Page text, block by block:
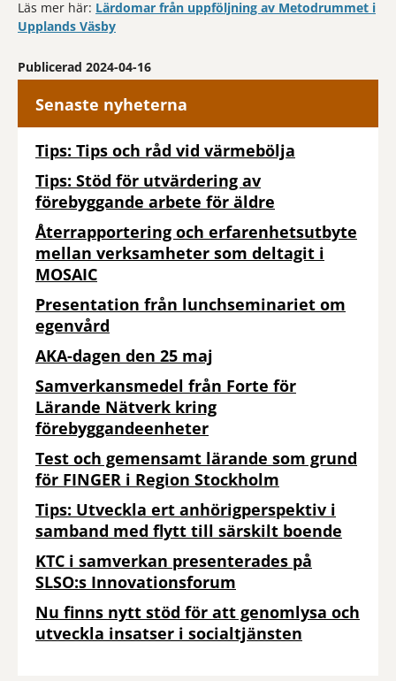
Läs mer här: Lärdomar från uppföljning av Metodrummet i
Upplands Väsby
Publicerad 2024-04-16
Senaste nyheterna
Tips: Tips och råd vid värmebölja
Tips: Stöd för utvärdering av
förebyggande arbete för äldre
Återrapportering och erfarenhetsutbyte
mellan verksamheter som deltagit i
MOSAIC
Presentation från lunchseminariet om
egenvård
AKA-dagen den 25 maj
Samverkansmedel från Forte för
Lärande Nätverk kring
förebyggandeenheter
Test och gemensamt lärande som grund
för FINGER i Region Stockholm
Tips: Utveckla ert anhörigperspektiv i
samband med flytt till särskilt boende
KTC i samverkan presenterades på
SLSO:s Innovationsforum
Nu finns nytt stöd för att genomlysa och
utveckla insatser i socialtjänsten